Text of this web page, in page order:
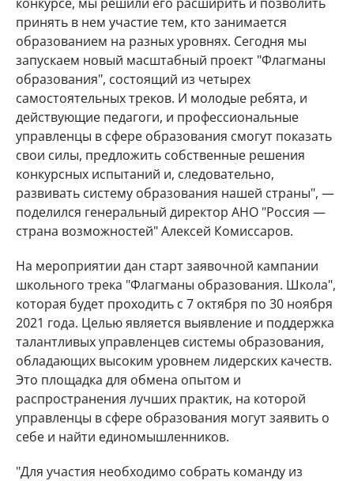
принять в нем участие тем, кто занимается
образованием на разных уровнях. Сегодня мы
запускаем новый масштабный проект "Флагманы
образования", состоящий из четырех
самостоятельных треков. И молодые ребята, и
действующие педагоги, и профессиональные
управленцы в сфере образования смогут показать
свои силы, предложить собственные решения
конкурсных испытаний и, следовательно,
развивать систему образования нашей страны", —
поделился генеральный директор АНО "Россия —
страна возможностей" Алексей Комиссаров.
На мероприятии дан старт заявочной кампании
школьного трека "Флагманы образования. Школа",
которая будет проходить с 7 октября по 30 ноября
2021 года. Целью является выявление и поддержка
талантливых управленцев системы образования,
обладающих высоким уровнем лидерских качеств.
Это площадка для обмена опытом и
распространения лучших практик, на которой
управленцы в сфере образования могут заявить о
себе и найти единомышленников.
"Для участия необходимо собрать команду из